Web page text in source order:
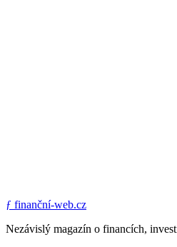
ƒ finanční-web.cz
Nezávislý magazín o financích,